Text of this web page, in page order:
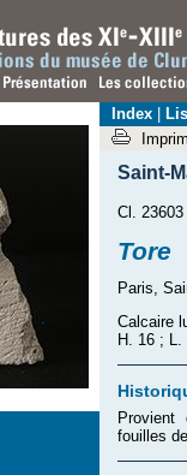
Saint-
Cl. 23603
Tore
Paris,
Calcaire
H. 16 ; L.
Provient
fouilles
Index